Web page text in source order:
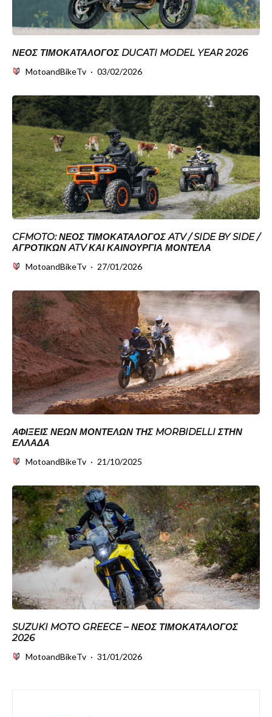
ΝΈΟΣ ΤΙΜΟΚΑΤΆΛΟΓΟΣ DUCATI MODEL YEAR 2026
MotoandBikeTv · 03/02/2026
CFMOTO: ΝΈΟΣ ΤΙΜΟΚΑΤΆΛΟΓΟΣ ATV / SIDE BY SIDE /
ΑΓΡΟΤΙΚΏΝ ATV ΚΑΙ ΚΑΙΝΟΎΡΓΙΑ ΜΟΝΤΈΛΑ
MotoandBikeTv · 27/01/2026
ΑΦΊΞΕΙΣ ΝΈΩΝ ΜΟΝΤΈΛΩΝ ΤΗΣ MORBIDELLI ΣΤΗΝ
ΕΛΛΆΔΑ
MotoandBikeTv · 21/10/2025
SUZUKI MOTO GREECE – ΝΈΟΣ ΤΙΜΟΚΑΤΆΛΟΓΟΣ
2026
MotoandBikeTv · 31/01/2026